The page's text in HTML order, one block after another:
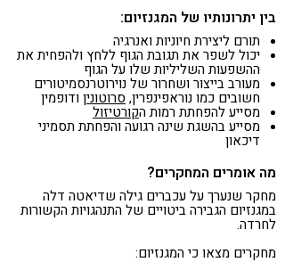
בין יתרונותיו של המגנזיום:
תורם ליצירת חיוניות ואנרגיה
יכול לשפר את תגובת הגוף ללחץ ולהפחית את
ההשפעות השליליות שלו על הגוף
מעורב בייצור ושחרור של נוירוטרנסמיטורים
חשובים כמו נוראפינפרין, סרוטוניןודופמין
מסייע להפחתת רמות הקורטיזול
מסייע בהשגת שינה רגועה והפחתת תסמיני
דיכאון
מה אומרים המחקרים?
מחקר שנערך על עכברים גילה שדיאטה דלה
במגנזיום הגבירה ביטויים של התנהגויות הקשורות
לחרדה.
מחקרים מצאו כי המגנזיום: